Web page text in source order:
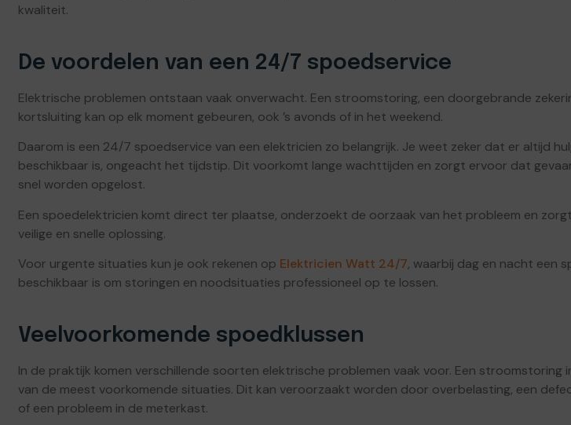
kwaliteit.
De voordelen van een 24/7 spoedservice
Elektrische problemen ontstaan vaak onverwacht. Een stroomstoring, een doorgebrande
kortsluiting kan op elk moment gebeuren, ook ’s avonds of in het weekend.
Daarom is een 24/7 spoedservice van een elektricien zo belangrijk. Je weet zeker dat er altijd
beschikbaar is, ongeacht het tijdstip. Dit voorkomt lange wachttijden en zorgt ervoor dat
snel worden opgelost.
Een spoedelektricien komt direct ter plaatse, onderzoekt de oorzaak van het probleem en
veilige en snelle oplossing.
Voor urgente situaties kun je ook rekenen op Elektricien Watt 24/7, waarbij dag en nacht een
beschikbaar is om storingen en noodsituaties professioneel op te lossen.
Veelvoorkomende spoedklussen
In de praktijk komen verschillende soorten elektrische problemen vaak voor. Een stroomstoring
van de meest voorkomende situaties. Dit kan veroorzaakt worden door overbelasting, een
of een probleem in de meterkast.